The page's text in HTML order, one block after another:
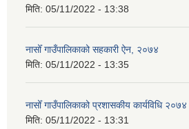
मिति: 05/11/2022 - 13:38
नासोँ गाउँपालिकाको सहकारी ऐन, २०७४
मिति: 05/11/2022 - 13:35
नासोँ गाउँपालिकाको प्रशासकीय कार्यविधि २०७४
मिति: 05/11/2022 - 13:31